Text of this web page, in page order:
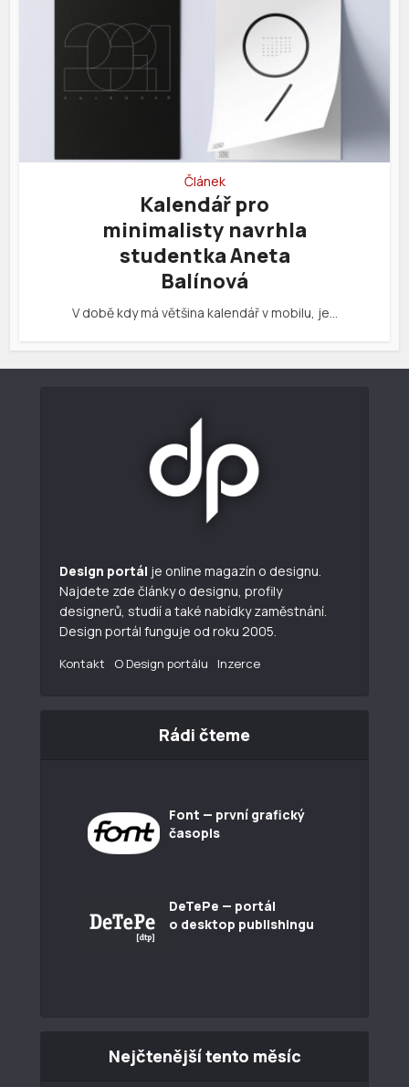
Článek
Kalendář pro
minimalisty navrhla
studentka Aneta
Balínová
V době kdy má většina kalendář v mobilu, je…
Design portál je online magazín o designu.
Najdete zde články o designu, profily
designerů, studií a také nabídky zaměstnání.
Design portál funguje od roku 2005.
Kontakt O Design portálu Inzerce
Rádi čteme
Font — první grafický
časopis
DeTePe — portál
o desktop publishingu
Nejčtenější tento měsíc